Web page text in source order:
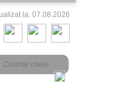
la: 07.08.2026